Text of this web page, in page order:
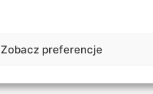
Zobacz preferencje